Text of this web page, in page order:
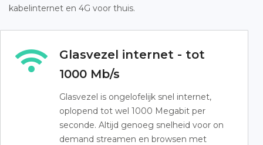
kabelinternet en 4G voor thuis.
Glasvezel internet - tot
1000 Mb/s
Glasvezel is ongelofelijk snel internet,
oplopend tot wel 1000 Megabit per
seconde. Altijd genoeg snelheid voor on
demand streamen en browsen met